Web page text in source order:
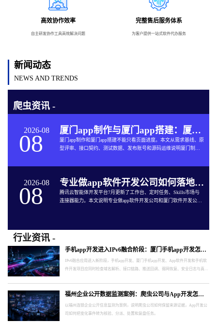
高效协作效率
自主研发协作工具高效解决问题
完整售后服务体系
为客户提供一站式软件代办服务
新闻动态
NEWS AND TRENDS
爬虫资讯 -
2026-08
08 厦门app制作与厦门app搭建：厦门App开发的六个交付关口
厦门app制作和厦门app搭建不能只看页面进度。本文从需求基线、原
型评审、接口契约、测试数据、发布账号和源码运维说明厦门制作
2026-08
08 专业做app软件开发公司如何落地企业智能体工作台
腾讯云智能体开发平台7月更新了工作台、定时任务、Skills市场与
连接器能力。本文说明专业做app软件开发公司和厦门软件开发公司
行业资讯 -
手机app开发进入IPv6融合阶段：厦门手机app开发怎样验收真实网络
IPv6融合应用进入新阶段，手机app开发、厦门手机app开发、App软件开发和手机软
件开发项目应同时检查域名解析、接口链路、推送回调、弱网恢复、安全日志与真实
福州企业公开数据监测案例：爬虫公司与App开发怎样形成处置闭环
以福州连锁企业公开信息监测为案例，说明爬虫公司如何保留来源证据，App开发公
司如何把变化事件转为核验、分派、处置和复盘任务。